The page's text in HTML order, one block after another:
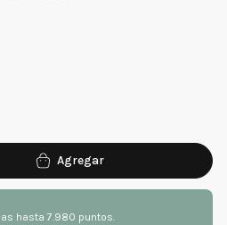
hasta 7.980 puntos.